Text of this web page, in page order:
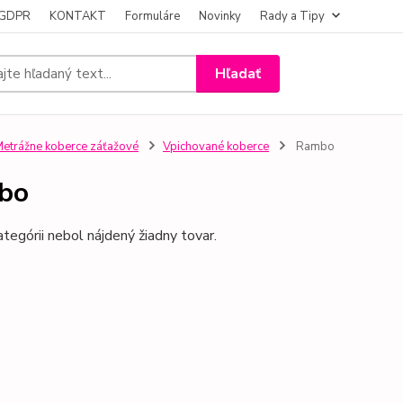
KONTAKT Formuláre Novinky Rady a Tipy
Hľadať
koberce záťažové Vpichované koberce Rambo
nebol nájdený žiadny tovar.